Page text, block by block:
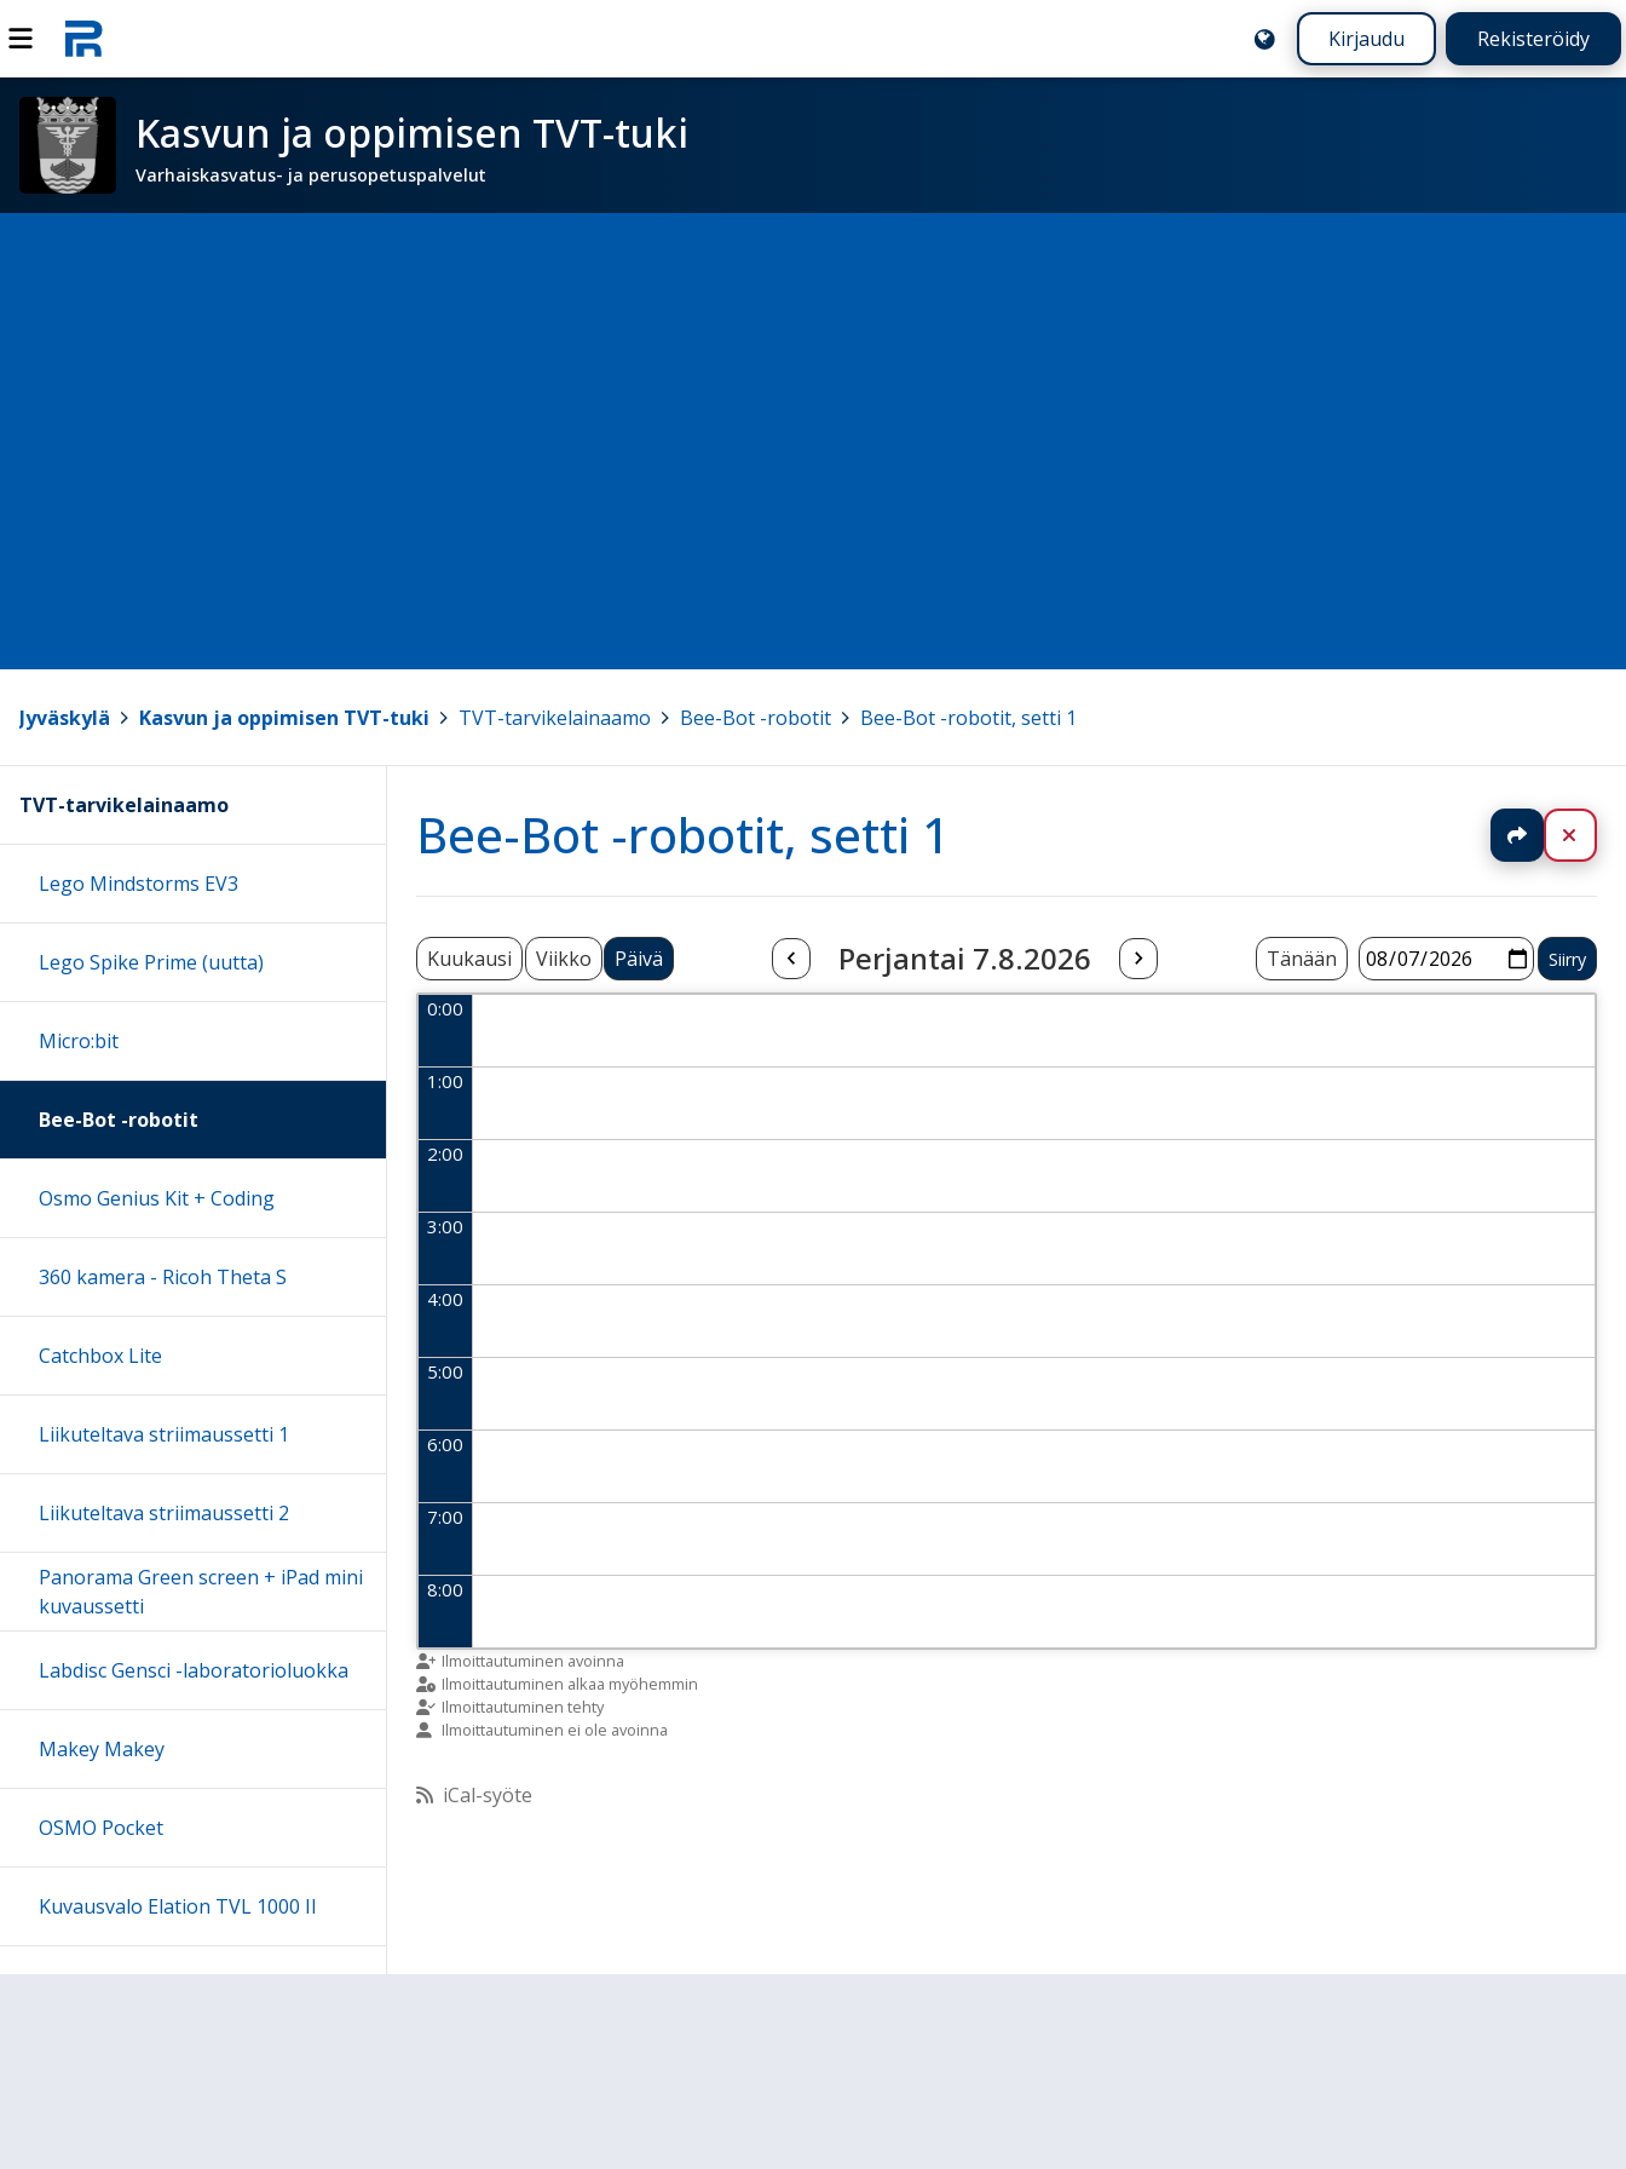
Kirjaudu Rekisteröidy
Kasvun ja oppimisen TVT-tuki
Varhaiskasvatus- ja perusopetuspalvelut
Jyväskylä Kasvun ja oppimisen TVT-tuki TVT-tarvikelainaamo Bee-Bot -robotit Bee-Bot -robotit, setti 1
Bee-Bot -robotit, setti 1 Jaa
Kuukausi Viikko Päivä Perjantai 7.8.2026 Tänään
0:00
1:00
2:00
3:00
4:00
5:00
6:00
7:00
8:00
9:00
10:00
11:00
Ilmoittautuminen avoinna
Ilmoittautuminen alkaa myöhemmin
Ilmoittautuminen tehty
Ilmoittautuminen ei ole avoinna
iCal-syöte
TVT-tarvikelainaamo
Lego Mindstorms EV3
Lego Spike Prime (uutta)
Micro:bit
Bee-Bot -robotit
Osmo Genius Kit + Coding
360 kamera - Ricoh Theta S
Catchbox Lite
Liikuteltava striimaussetti 1
Liikuteltava striimaussetti 2
Panorama Green screen + iPad mini
kuvaussetti
Labdisc Gensci -laboratorioluokka
Makey Makey
OSMO Pocket
Kuvausvalo Elation TVL 1000 II